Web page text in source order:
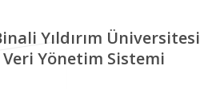
Yıldırım Üniversitesi
Yönetim Sistemi